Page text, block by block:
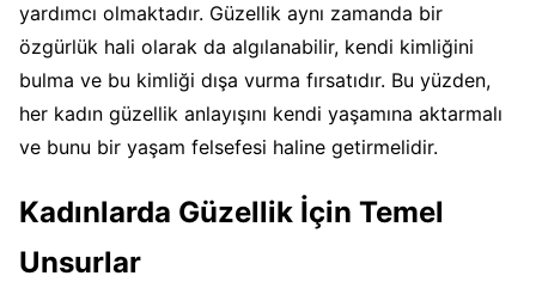
yardımcı olmaktadır. Güzellik aynı zamanda bir
özgürlük hali olarak da algılanabilir, kendi kimliğini
bulma ve bu kimliği dışa vurma fırsatıdır. Bu yüzden,
her kadın güzellik anlayışını kendi yaşamına aktarmalı
ve bunu bir yaşam felsefesi haline getirmelidir.
Kadınlarda Güzellik İçin Temel
Unsurlar